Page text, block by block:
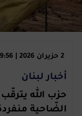
2 حزيران 2026 | 19:56
أخبار لبنان
حزب الله
الضّاحية